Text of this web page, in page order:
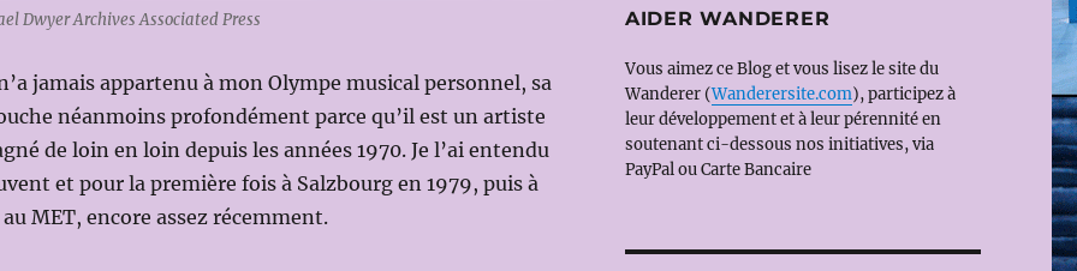
Dwyer Archives Associated Press
jamais appartenu à mon Olympe musical personnel, sa
néanmoins profondément parce qu’il est un artiste
de loin en loin depuis les années 1970. Je l’ai entendu
et pour la première fois à Salzbourg en 1979, puis à
MET, encore assez récemment.
AIDER WANDERER
Vous aimez ce Blog et vous lisez le site du
Wanderer (Wanderersite.com), participez à
leur développement et à leur pérennité en
soutenant ci-dessous nos initiatives, via
PayPal ou Carte Bancaire